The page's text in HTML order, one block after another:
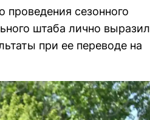
проведения сезонного
штаба лично выразил
при ее переводе на